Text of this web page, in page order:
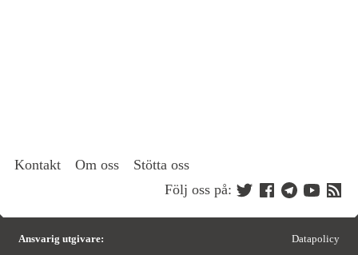
Kontakt Om oss
Stötta oss
Följ oss på:
Ansvarig utgivare: Datapolicy